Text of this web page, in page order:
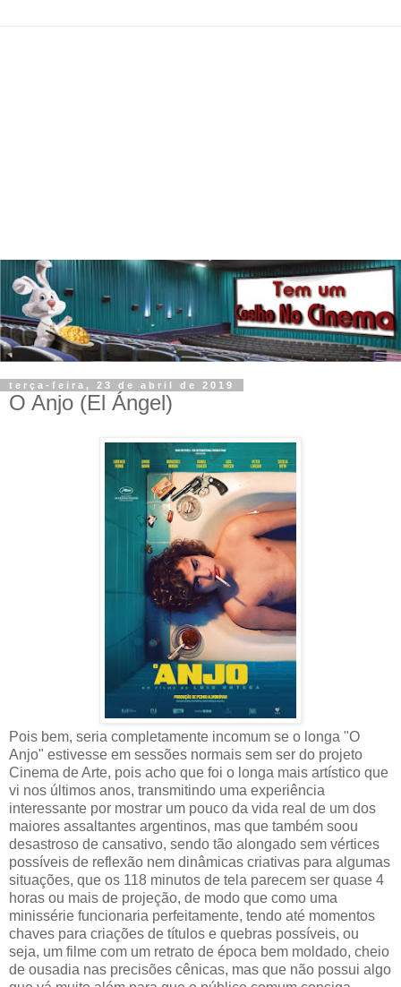
terça-feira, 23 de abril de 2019
O Anjo (El Ángel)
Pois bem, seria completamente incomum se o longa "O
Anjo" estivesse em sessões normais sem ser do projeto
Cinema de Arte, pois acho que foi o longa mais artístico que
vi nos últimos anos, transmitindo uma experiência
interessante por mostrar um pouco da vida real de um dos
maiores assaltantes argentinos, mas que também soou
desastroso de cansativo, sendo tão alongado sem vértices
possíveis de reflexão nem dinâmicas criativas para algumas
situações, que os 118 minutos de tela parecem ser quase 4
horas ou mais de projeção, de modo que como uma
minissérie funcionaria perfeitamente, tendo até momentos
chaves para criações de títulos e quebras possíveis, ou
seja, um filme com um retrato de época bem moldado, cheio
de ousadia nas precisões cênicas, mas que não possui algo